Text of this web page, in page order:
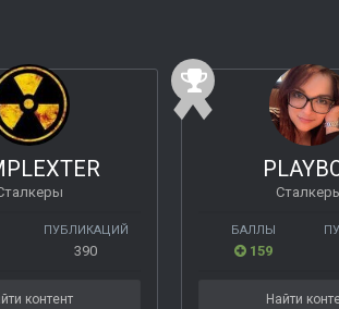
ПУБЛИКАЦИЙ
390
контент
БАЛЛЫ
159
Найти